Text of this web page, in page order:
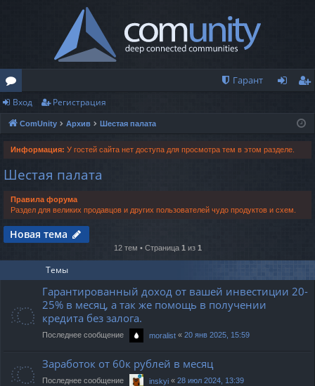
о
ру
м
ы
Гарант
ис
Вход Регистрация
ComUnity Архив Шестая палата
Информация: У гостей сайта нет доступа для просмотра тем в этом разделе.
Шестая палата
Правила форума
Раздел для великих продавцов и других пользователей чудо продуктов и схем.
Новая тема
12 тем • Страница 1 из 1
Темы
Гарантированный доход от вашей инвестиции 20-
25% в месяц, а так же помощь в получении
кредита без залога.
Последнее сообщение moralist « 20 янв 2025, 15:59
Заработок от 60к рублей в месяц
Последнее сообщение inskyi « 28 июл 2024, 13:39